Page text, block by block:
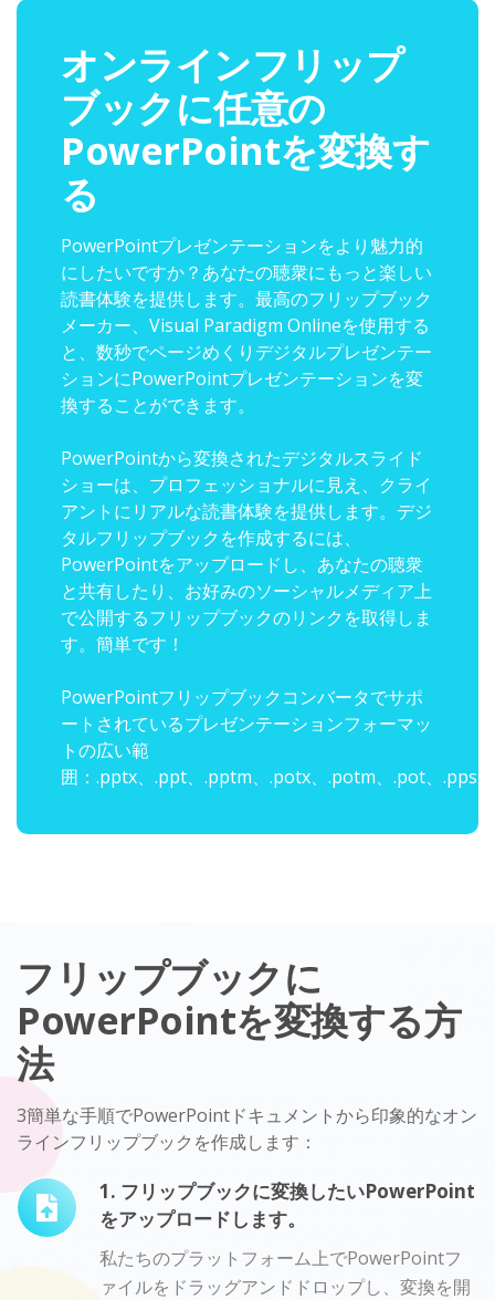
オンラインフリップ
ブックに任意の
PowerPointを変換す
る
PowerPointプレゼンテーションをより魅力的
にしたいですか？あなたの聴衆にもっと楽しい
読書体験を提供します。最高のフリップブック
メーカー、Visual Paradigm Onlineを使用する
と、数秒でページめくりデジタルプレゼンテー
ションにPowerPointプレゼンテーションを変
換することができます。
PowerPointから変換されたデジタルスライド
ショーは、プロフェッショナルに見え、クライ
アントにリアルな読書体験を提供します。デジ
タルフリップブックを作成するには、
PowerPointをアップロードし、あなたの聴衆
と共有したり、お好みのソーシャルメディア上
で公開するフリップブックのリンクを取得しま
す。簡単です！
PowerPointフリップブックコンバータでサポ
ートされているプレゼンテーションフォーマッ
トの広い範
囲：.pptx、.ppt、.pptm、.potx、.potm、.pot、.ppsx
フリップブックに
PowerPointを変換する方
法
3簡単な手順でPowerPointドキュメントから印象的なオン
ラインフリップブックを作成します：
1. フリップブックに変換したいPowerPoint
をアップロードします。
私たちのプラットフォーム上でPowerPointフ
ァイルをドラッグアンドドロップし、変換を開